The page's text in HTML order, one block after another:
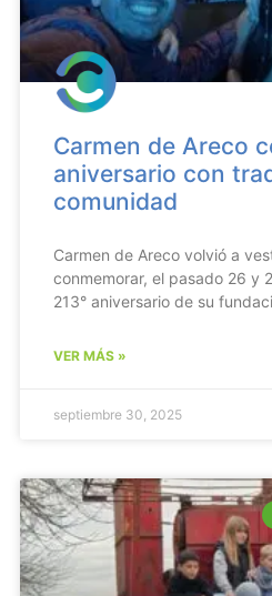
Carmen de Areco
aniversario con
comunidad
Carmen de Areco volvió a
conmemorar, el pasado 26 y
213° aniversario de su
VER MÁS »
septiembre 30, 2025